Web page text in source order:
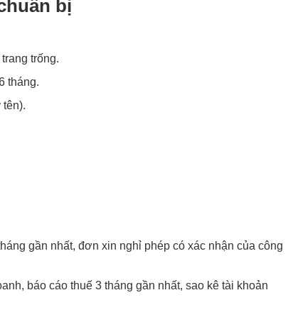
bị
trống.
tháng.
gần nhất, đơn xin nghỉ phép có xác nhận của công
báo cáo thuế 3 tháng gần nhất, sao kê tài khoản